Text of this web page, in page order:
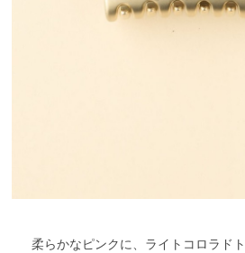
柔らかなピンクに、ライトコロラド